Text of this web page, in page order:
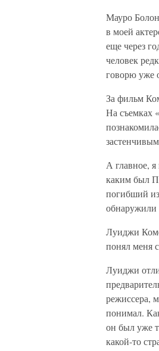
Мауро
в моей
еще через
человек
говорю уже
За фильм
На съемках
А главное,
каким был
погибший
обнаружили
Луиджи
понял меня
Луиджи
режиссера,
понимал.
он был уже
какой-то